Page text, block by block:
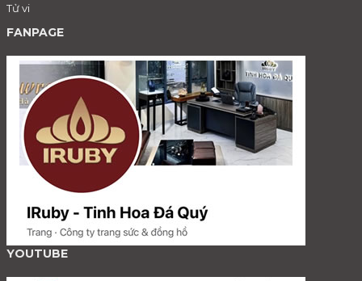
Tử vi
FANPAGE
YOUTUBE